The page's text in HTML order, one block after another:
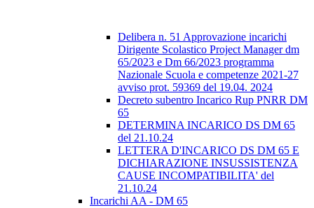
Delibera n. 51 Approvazione incarichi
Dirigente Scolastico Project Manager dm
65/2023 e Dm 66/2023 programma
Nazionale Scuola e competenze 2021-27
avviso prot. 59369 del 19.04. 2024
Decreto subentro Incarico Rup PNRR DM
65
DETERMINA INCARICO DS DM 65
del 21.10.24
LETTERA D'INCARICO DS DM 65 E
DICHIARAZIONE INSUSSISTENZA
CAUSE INCOMPATIBILITA' del
21.10.24
Incarichi AA - DM 65